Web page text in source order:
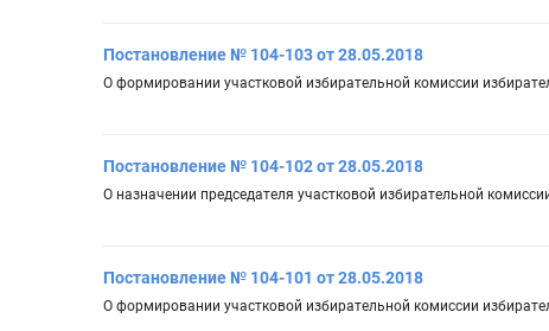
Постановление № 104-103 от 28.05.2018
О формировании участковой избирательной комиссии
Постановление № 104-102 от 28.05.2018
О назначении председателя участковой избирательной
Постановление № 104-101 от 28.05.2018
О формировании участковой избирательной комиссии